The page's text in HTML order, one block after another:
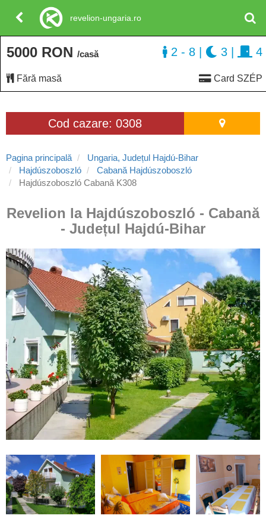
Cod cazare: 0308
Pagina principală
Ungaria, Județul Hajdú-Bihar
Hajdúszoboszló
Cabană Hajdúszoboszló
Hajdúszoboszló Cabană K308
Revelion la Hajdúszoboszló - Cabană
- Județul Hajdú-Bihar
5000 RON /casă
Fără masă Card SZÉP
2 - 8 3 4
revelion-ungaria.ro